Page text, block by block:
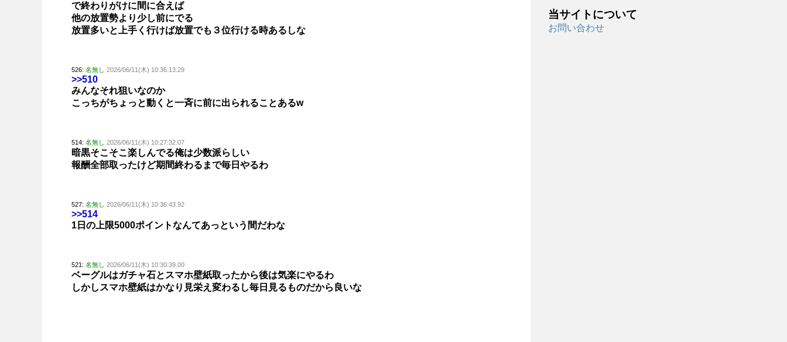
で終わりがけに間に合えば
他の放置勢より少し前にでる
放置多いと上手く行けば放置でも３位行ける時あるしな
526: 名無し 2026/06/11(木) 10:36:13.29
>>510
みんなそれ狙いなのか
こっちがちょっと動くと一斉に前に出られることあるw
514: 名無し 2026/06/11(木) 10:27:32.07
暗黒そこそこ楽しんでる俺は少数派らしい
報酬全部取ったけど期間終わるまで毎日やるわ
527: 名無し 2026/06/11(木) 10:36:43.92
>>514
1日の上限5000ポイントなんてあっという間だわな
521: 名無し 2026/06/11(木) 10:30:39.00
ベーグルはガチャ石とスマホ壁紙取ったから後は気楽にやるわ
しかしスマホ壁紙はかなり見栄え変わるし毎日見るものだから良いな
当サイトについて
お問い合わせ